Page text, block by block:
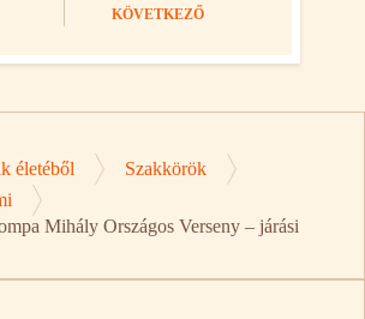
KÖVETKEZŐ
életéből
Szakkörök
Mihály Országos Verseny – járási